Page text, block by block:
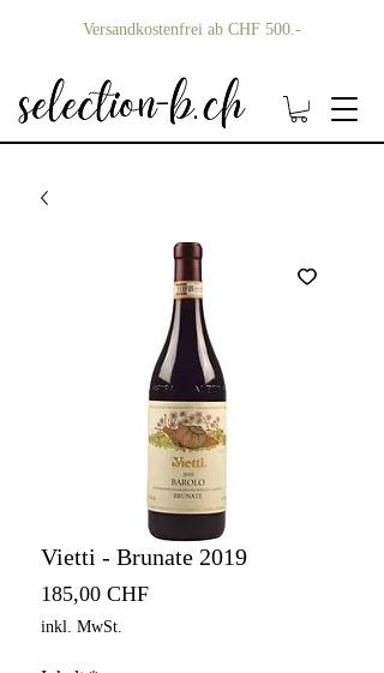
Versandkostenfrei ab CHF 500.-
Vietti - Brunate 2019
185,00 CHFPreis
inkl. MwSt.